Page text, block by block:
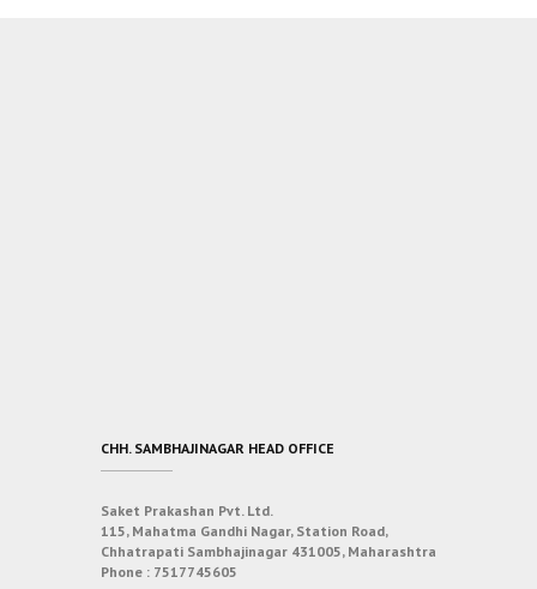
CHH. SAMBHAJINAGAR HEAD OFFICE
Saket Prakashan Pvt. Ltd.
115, Mahatma Gandhi Nagar, Station Road,
Chhatrapati Sambhajinagar 431005, Maharashtra
Phone : 7517745605